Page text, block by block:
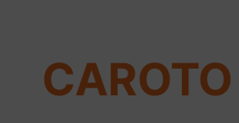
CAROTO